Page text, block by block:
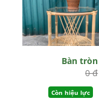
Bàn tròn
0 đ
Còn hiệu lực